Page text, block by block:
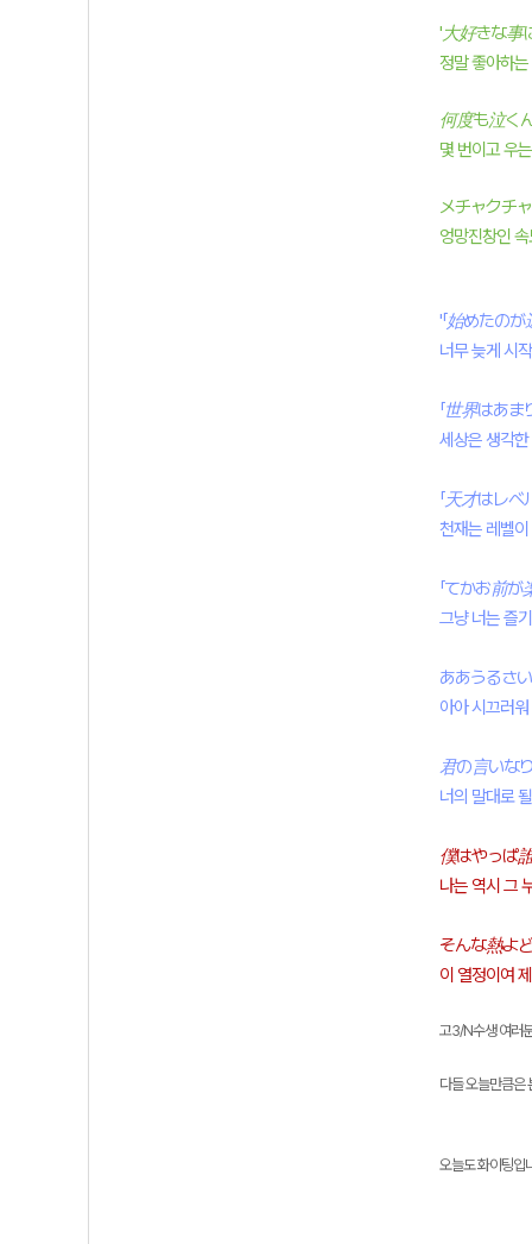
'大好きな事
정말 좋아하
何度も泣く
몇 번이고 우
メチャクチ
엉망진창인
'「始めたのが
너무 늦게 시
「世界はあま
세상은 생각
「天才はレベ
천재는 레벨
「てかお前
그냥 너는 즐
ああうるさ
아아 시끄러워
君の言いな
너의 말대로
僕はやっぱ
나는 역시 그
そんな熱よ
이 열정이여
고3/N수생 여러
다들 오늘만큼은
오늘도 화이팅입